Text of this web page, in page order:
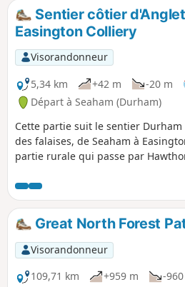
Sentier côtier
Easington Colliery
Visorandonneur
5,34 km
+42 m -20 m
Départ à Seaham (Durham)
Cette partie suit le sentier
des falaises, de Seaham à
partie rurale qui passe par
une visite du Pit Cage Monument à
Great North Forest
Visorandonneur
109,71 km
+959 m -